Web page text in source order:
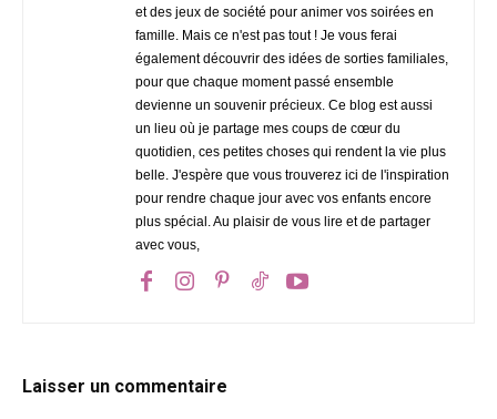
et des jeux de société pour animer vos soirées en
famille. Mais ce n'est pas tout ! Je vous ferai
également découvrir des idées de sorties familiales,
pour que chaque moment passé ensemble
devienne un souvenir précieux. Ce blog est aussi
un lieu où je partage mes coups de cœur du
quotidien, ces petites choses qui rendent la vie plus
belle. J'espère que vous trouverez ici de l'inspiration
pour rendre chaque jour avec vos enfants encore
plus spécial. Au plaisir de vous lire et de partager
avec vous,
Laisser un commentaire